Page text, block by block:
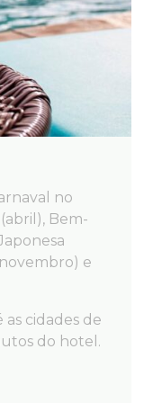
no
Bem-
e
cidades de
do hotel.